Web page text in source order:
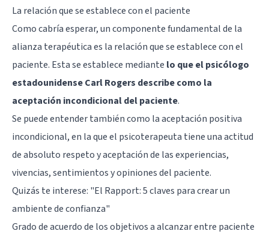
La relación que se establece con el paciente
Como cabría esperar, un componente fundamental de la
alianza terapéutica es la relación que se establece con el
paciente. Esta se establece mediante lo que el psicólogo
estadounidense Carl Rogers describe como la
aceptación incondicional del paciente.
Se puede entender también como la aceptación positiva
incondicional, en la que el psicoterapeuta tiene una actitud
de absoluto respeto y aceptación de las experiencias,
vivencias, sentimientos y opiniones del paciente.
Quizás te interese: "El Rapport: 5 claves para crear un
ambiente de confianza"
Grado de acuerdo de los objetivos a alcanzar entre paciente